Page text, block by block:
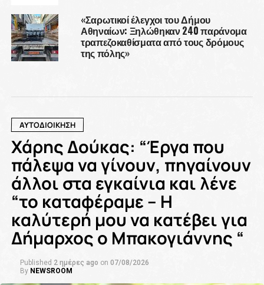
«Σαρωτικοί έλεγχοι του Δήμου
Αθηναίων: Ξηλώθηκαν 240 παράνομα
τραπεζοκαθίσματα από τους δρόμους
της πόλης»
ΑΥΤΟΔΙΟΙΚΗΣΗ
Χάρης Δούκας: “Έργα που
πάλεψα να γίνουν, πηγαίνουν
άλλοι στα εγκαίνια και λένε
“το καταφέραμε – Η
καλύτερή μου να κατέβει για
Δήμαρχος ο Μπακογιάννης “
Published 2 ημέρες ago on 07/08/2026
By NEWSROOM